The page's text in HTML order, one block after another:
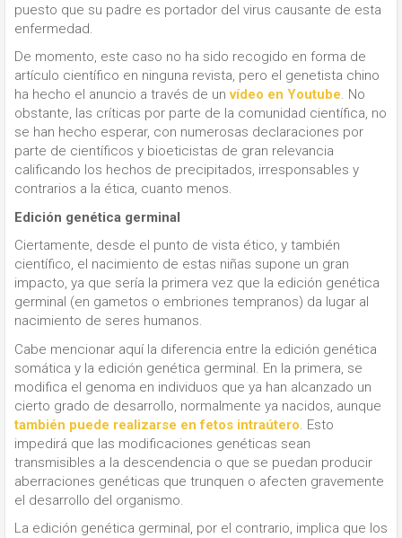
puesto que su padre es portador del virus causante de esta
enfermedad.
De momento, este caso no ha sido recogido en forma de
artículo científico en ninguna revista, pero el genetista chino
ha hecho el anuncio a través de unvídeo en Youtube. No
obstante, las críticas por parte de la comunidad científica, no
se han hecho esperar, con numerosas declaraciones por
parte de científicos y bioeticistas de gran relevancia
calificando los hechos de precipitados, irresponsables y
contrarios a la ética, cuanto menos.
Edición genética germinal
Ciertamente, desde el punto de vista ético, y también
científico, el nacimiento de estas niñas supone un gran
impacto, ya que sería la primera vez que la edición genética
germinal (en gametos o embriones tempranos) da lugar al
nacimiento de seres humanos.
Cabe mencionar aquí la diferencia entre la edición genética
somática y la edición genética germinal. En la primera, se
modifica el genoma en individuos que ya han alcanzado un
cierto grado de desarrollo, normalmente ya nacidos, aunque
también puede realizarse en fetos intraútero . Esto
impedirá que las modificaciones genéticas sean
transmisibles a la descendencia o que se puedan producir
aberraciones genéticas que trunquen o afecten gravemente
el desarrollo del organismo.
La edición genética germinal, por el contrario, implica que los